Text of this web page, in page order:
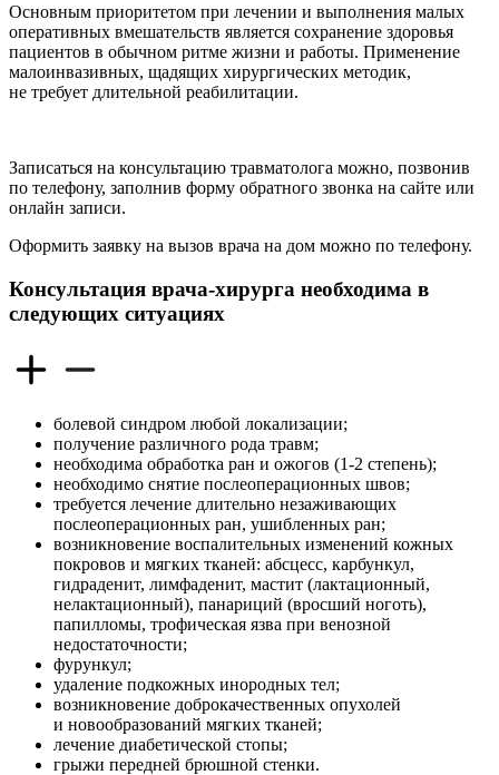
Основным приоритетом при лечении и выполнения малых
оперативных вмешательств является сохранение здоровья
пациентов в обычном ритме жизни и работы. Применение
малоинвазивных, щадящих хирургических методик,
не требует длительной реабилитации.
Записаться на консультацию травматолога можно, позвонив
по телефону, заполнив форму обратного звонка на сайте или
онлайн записи.
Оформить заявку на вызов врача на дом можно по телефону.
Консультация врача-хирурга необходима в
следующих ситуациях
болевой синдром любой локализации;
получение различного рода травм;
необходима обработка ран и ожогов (1-2 степень);
необходимо снятие послеоперационных швов;
требуется лечение длительно незаживающих
послеоперационных ран, ушибленных ран;
возникновение воспалительных изменений кожных
покровов и мягких тканей: абсцесс, карбункул,
гидраденит, лимфаденит, мастит (лактационный,
нелактационный), панариций (вросший ноготь),
папилломы, трофическая язва при венозной
недостаточности;
фурункул;
удаление подкожных инородных тел;
возникновение доброкачественных опухолей
и новообразований мягких тканей;
лечение диабетической стопы;
грыжи передней брюшной стенки.